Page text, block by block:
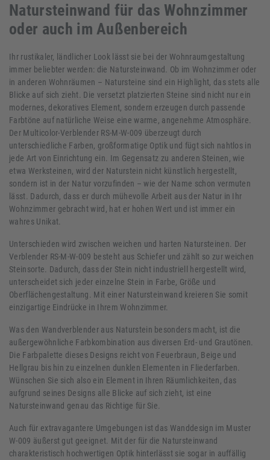
Natursteinwand für das Wohnzimmer
oder auch im Außenbereich
Ihr rustikaler, ländlicher Look lässt sie bei der Wohnraumgestaltung
immer beliebter werden: die Natursteinwand. Ob im Wohnzimmer oder
in anderen Wohnräumen – Natursteine sind ein Highlight, das stets alle
Blicke auf sich zieht. Die versetzt platzierten Steine sind nicht nur ein
modernes, dekoratives Element, sondern erzeugen durch passende
Farbtöne auf natürliche Weise eine warme, angenehme Atmosphäre.
Der Multicolor-Verblender RS-M-W-009 überzeugt durch
unterschiedliche Farben, großformatige Optik und fügt sich nahtlos in
jede Art von Einrichtung ein. Im Gegensatz zu anderen Steinen, wie
etwa Werksteinen, wird der Naturstein nicht künstlich hergestellt,
sondern ist in der Natur vorzufinden – wie der Name schon vermuten
lässt. Dadurch, dass er durch mühevolle Arbeit aus der Natur in Ihr
Wohnzimmer gebracht wird, hat er hohen Wert und ist immer ein
wahres Unikat.
Unterschieden wird zwischen weichen und harten Natursteinen. Der
Verblender RS-M-W-009 besteht aus Schiefer und zählt so zur weichen
Steinsorte. Dadurch, dass der Stein nicht industriell hergestellt wird,
unterscheidet sich jeder einzelne Stein in Farbe, Größe und
Oberflächengestaltung. Mit einer Natursteinwand kreieren Sie somit
einzigartige Eindrücke in Ihrem Wohnzimmer.
Was den Wandverblender aus Naturstein besonders macht, ist die
außergewöhnliche Farbkombination aus diversen Erd- und Grautönen.
Die Farbpalette dieses Designs reicht von Feuerbraun, Beige und
Hellgrau bis hin zu einzelnen dunklen Elementen in Fliederfarben.
Wünschen Sie sich also ein Element in Ihren Räumlichkeiten, das
aufgrund seines Designs alle Blicke auf sich zieht, ist eine
Natursteinwand genau das Richtige für Sie.
Auch für extravagantere Umgebungen ist das Wanddesign im Muster
W-009 äußerst gut geeignet. Mit der für die Natursteinwand
charakteristisch hochwertigen Optik hinterlässt sie sogar in auffällig